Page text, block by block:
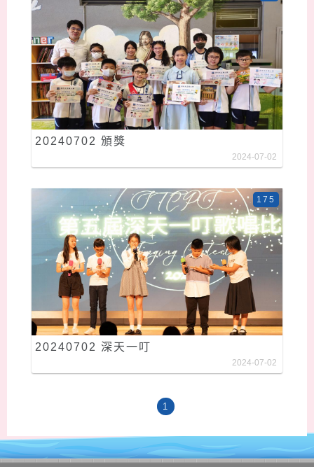
20240702 頒獎
2024-07-02
20240702 深天一叮
175
2024-07-02
1